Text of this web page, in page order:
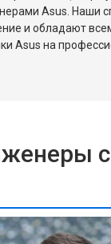
Asus. Наши
и обладают
Asus на